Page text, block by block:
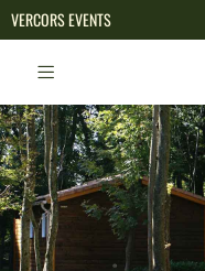
VERCORS EVENTS